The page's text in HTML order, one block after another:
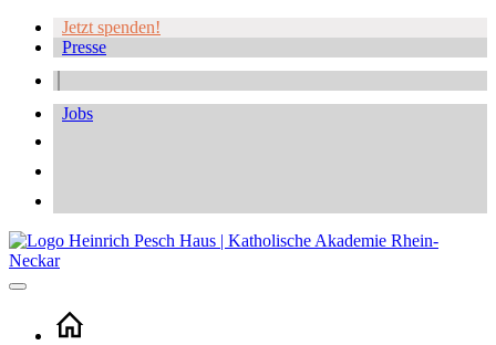
Jetzt spenden!
Presse
Jobs